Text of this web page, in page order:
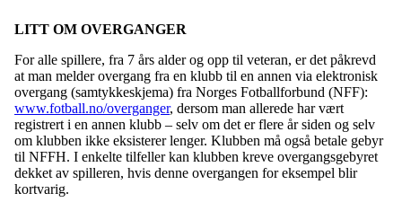
LITT OM OVERGANGER
For alle spillere, fra 7 års alder og opp til veteran, er det påkrevd
at man melder overgang fra en klubb til en annen via elektronisk
overgang (samtykkeskjema) fra Norges Fotballforbund (NFF):
www.fotball.no/overganger, dersom man allerede har vært
registrert i en annen klubb – selv om det er flere år siden og selv
om klubben ikke eksisterer lenger. Klubben må også betale gebyr
til NFFH. I enkelte tilfeller kan klubben kreve overgangsgebyret
dekket av spilleren, hvis denne overgangen for eksempel blir
kortvarig.